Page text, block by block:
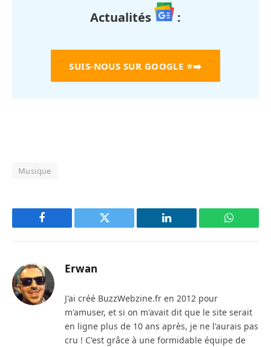
Actualités
:
SUIS-NOUS SUR GOOGLE ⭐➡️
Musique
Facebook Twitter LinkedIn
Erwan
J'ai créé BuzzWebzine.fr en 2012 pour
m'amuser, et si on m'avait dit que le site serait
en ligne plus de 10 ans après, je ne l'aurais pas
cru ! C'est grâce à une formidable équipe de